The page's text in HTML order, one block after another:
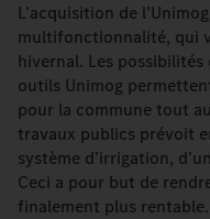
L’acquisition de
multifonctionnalité, qui
hivernal. Les
outils Unimog
pour la commune tout
travaux publics prévoit
système d’irrigation,
Ceci a pour but de
finalement plus rentable.